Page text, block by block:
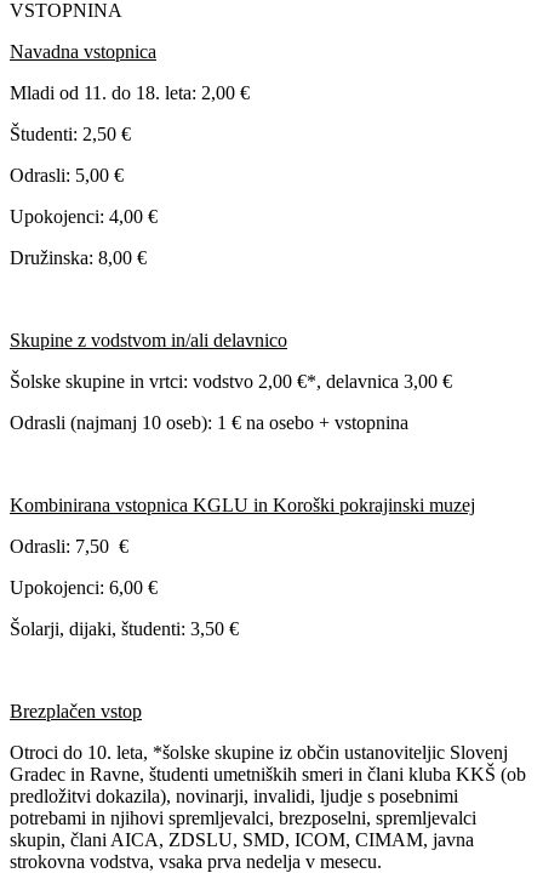
VSTOPNINA
Navadna vstopnica
Mladi od 11. do 18. leta: 2,00 €
Študenti: 2,50 €
Odrasli: 5,00 €
Upokojenci: 4,00 €
Družinska: 8,00 €
Skupine z vodstvom in/ali delavnico
Šolske skupine in vrtci: vodstvo 2,00 €*, delavnica 3,00 €
Odrasli (najmanj 10 oseb): 1 € na osebo + vstopnina
Kombinirana vstopnica KGLU in Koroški pokrajinski muzej
Odrasli: 7,50 €
Upokojenci: 6,00 €
Šolarji, dijaki, študenti: 3,50 €
Brezplačen vstop
Otroci do 10. leta, *šolske skupine iz občin ustanoviteljic Slovenj
Gradec in Ravne, študenti umetniških smeri in člani kluba KKŠ (ob
predložitvi dokazila), novinarji, invalidi, ljudje s posebnimi
potrebami in njihovi spremljevalci, brezposelni, spremljevalci
skupin, člani AICA, ZDSLU, SMD, ICOM, CIMAM, javna
strokovna vodstva, vsaka prva nedelja v mesecu.